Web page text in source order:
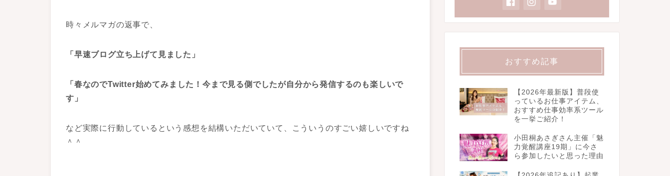
時々メルマガの返事で、
「早速ブログ立ち上げて見ました」
「春なのでTwitter始めてみました！今まで見る側でしたが自分から発信するのも楽しいで
す」
など実際に行動しているという感想を結構いただいていて、こういうのすごい嬉しいですね
＾＾
おすすめ記事
【2026年最新版】普段使
っているお仕事アイテム、
おすすめ仕事効率系ツール
を一挙ご紹介！
小田桐あさぎさん主催「魅
力覚醒講座19期」に今さ
ら参加したいと思った理由